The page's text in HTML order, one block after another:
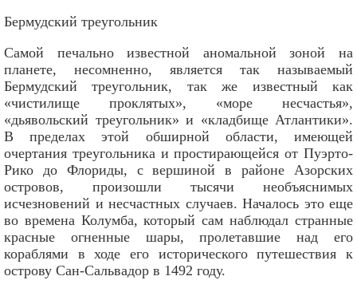
Бермудский треугольник
Самой печально известной аномальной зоной на
планете, несомненно, является так называемый
Бермудский треугольник, так же известный как
«чистилище проклятых», «море несчастья»,
«дьявольский треугольник» и «кладбище Атлантики».
В пределах этой обширной области, имеющей
очертания треугольника и простирающейся от Пуэрто-
Рико до Флориды, с вершиной в районе Азорских
островов, произошли тысячи необъяснимых
исчезновений и несчастных случаев. Началось это еще
во времена Колумба, который сам наблюдал странные
красные огненные шары, пролетавшие над его
кораблями в ходе его исторического путешествия к
острову Сан-Сальвадор в 1492 году.